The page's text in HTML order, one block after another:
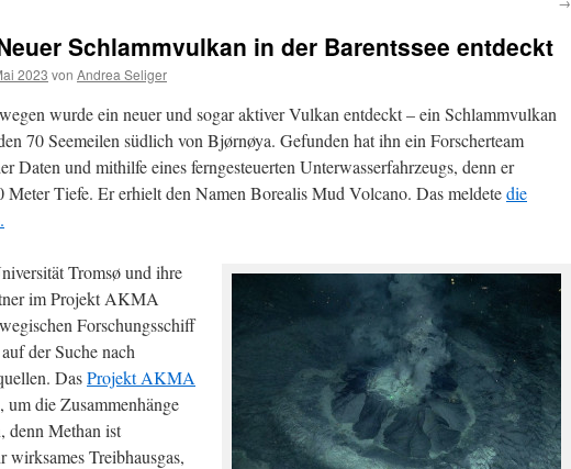
Schlammvulkan in der Barentssee entdeckt
2023 von Andrea Seliger
wurde ein neuer und sogar aktiver Vulkan entdeckt – ein Schlammvulkan
70 Seemeilen südlich von Bjørnøya. Gefunden hat ihn ein Forscherteam
Daten und mithilfe eines ferngesteuerten Unterwasserfahrzeugs, denn er
Meter Tiefe. Er erhielt den Namen Borealis Mud Volcano. Das meldetedie
Tromsø und ihre
im Projekt AKMA
Forschungsschiff
der Suche nach
DasProjekt AKMA
um die Zusammenhänge
denn Methan ist
wirksames Treibhausgas,